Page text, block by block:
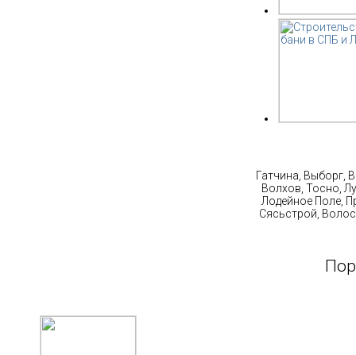
Гатчина, Выборг,
Волхов, Тосно,
Лодейное Поле,
Сясьстрой,